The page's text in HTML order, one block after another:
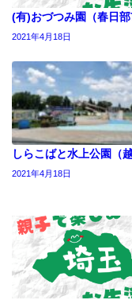
(有)おづつみ園（春日部
2021年4月18日
しらこばと水上公園（越
2021年4月18日